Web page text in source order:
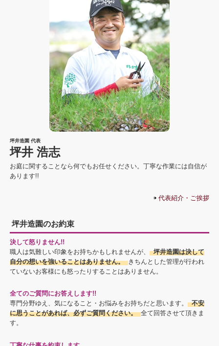
坪井造園 代表
坪井 浩志
お庭に関することなら何でもお任せください。丁寧な作業には自信が
あります!!
代表紹介・ご挨拶
坪井造園のお約束
決して怒りません!!
職人は気難しい印象をお持ちかもしれませんが、
坪井造園は決して
自分の想いを強いることはありません。 きちんとした管理が行われ
ていないお客様にも怒ったりすることはありません。
全てのご質問にお答えします!!
専門分野ゆえ、気になること・お悩みをお持ちだと思います。
不安
に思うことがあれば、必ずご質問ください。 全て回答させて頂きま
す。